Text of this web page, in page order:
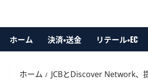
ホーム 決済・送金 リテール・EC
ホーム JCBとDiscover Network